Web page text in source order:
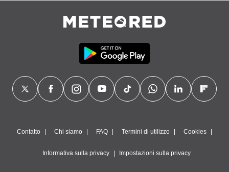
Contatto Chi siamo FAQ Termini di utilizzo Cookies
Informativa sulla privacy Impostazioni sulla privacy